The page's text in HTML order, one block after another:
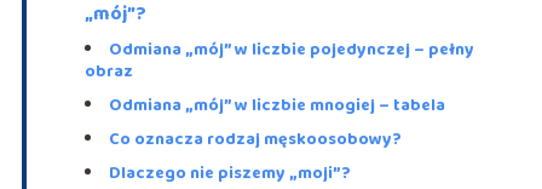
„mój”?
Odmiana „mój” w liczbie pojedynczej – pełny
obraz
Odmiana „mój” w liczbie mnogiej – tabela
Co oznacza rodzaj męskoosobowy?
Dlaczego nie piszemy „moji”?